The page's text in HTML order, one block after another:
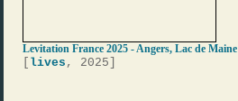
Levitation France 2025 - Angers, Lac de Maine
lives , 2025]